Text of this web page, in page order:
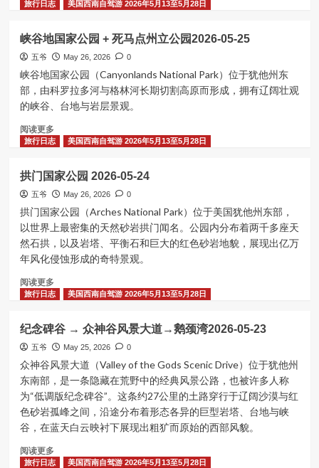
→
焰
谷
园
→
拉
维
加
2026-
27
more
阿
布
→
天
然
桥
皇
观
景
点
2026-
05-
26
旅行日志 美国西南自驾游 2026年5月13至5月28日
峡谷地国家公园 + 死马点州立公园2026-05-25
五爷 May 26, 2026 0
峡谷地国家公园（Canyonlands National Park）位于犹他州东
部，由科罗拉多河与格林河长期切割高原而形成，拥有辽阔壮观
的峡谷、台地与岩层景观。
阅读更多Read
more
峡
谷
地
国
家
公
园
+
马
点
立
公
2026-
05-
25
旅行日志 美国西南自驾游 2026年5月13至5月28日
拱门国家公园 2026-05-24
五爷 May 26, 2026 0
拱门国家公园（Arches National Park）位于美国犹他州东部，
以世界上最密集的天然砂岩拱门闻名。公园内分布着两千多座天
然石拱，以及岩塔、平衡石和巨大的红色砂岩地貌，展现出亿万
年风化侵蚀形成的奇特景观。
阅读更多Read
more
拱
门
国
家
园
2026-
05-
24
旅行日志 美国西南自驾游 2026年5月13至5月28日
纪念碑谷 → 众神谷风景大道→鹅颈湾2026-05-23
五爷 May 25, 2026 0
众神谷风景大道（Valley of the Gods Scenic Drive）位于犹他州
东南部，是一条隐藏在荒野中的经典风景公路，也被许多人称
为“低调版纪念碑谷”。这条约27公里的土路穿行于辽阔沙漠与红
色砂岩孤峰之间，沿途分布着形态各异的巨型岩塔、台地与峡
谷，在蓝天白云映衬下展现出粗犷而原始的西部风貌。
阅读更多Read
more
旅行日志 美国西南自驾游 2026年5月13至5月28日